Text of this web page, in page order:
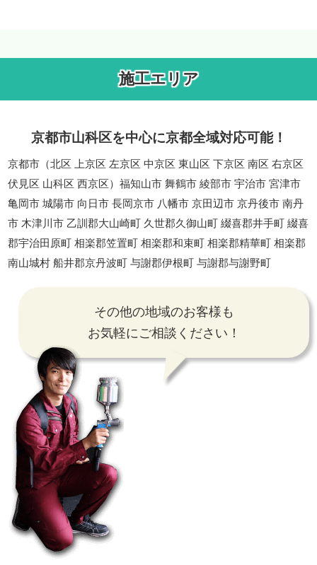
施工エリア
京都市山科区を中心に京都全域対応可能！
京都市（北区 上京区 左京区 中京区 東山区 下京区 南区 右京区
伏見区 山科区 西京区）福知山市 舞鶴市 綾部市 宇治市 宮津市
亀岡市 城陽市 向日市 長岡京市 八幡市 京田辺市 京丹後市 南丹
市 木津川市 乙訓郡大山崎町 久世郡久御山町 綴喜郡井手町 綴喜
郡宇治田原町 相楽郡笠置町 相楽郡和束町 相楽郡精華町 相楽郡
南山城村 船井郡京丹波町 与謝郡伊根町 与謝郡与謝野町
その他の地域のお客様も
お気軽にご相談ください！